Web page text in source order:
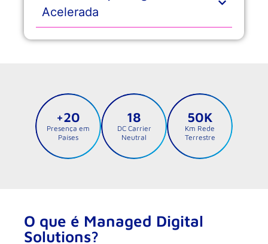
Acelerada
+20
Presença em
Países
18
DC Carrier
Neutral
50K
Km Rede
Terrestre
O que é Managed Digital
Solutions?